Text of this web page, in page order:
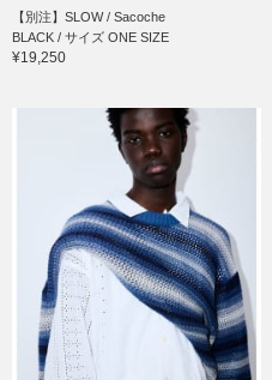
【別注】SLOW / Sacoche
BLACK / サイズ ONE SIZE
¥19,250